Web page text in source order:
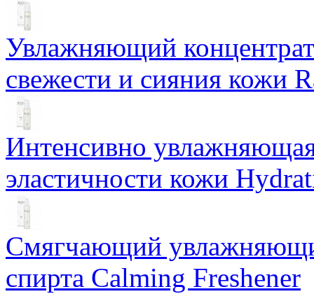
Увлажняющий
свежести и сияния кожи
Интенсивно
эластичности кожи
Смягчающий
спирта Calming Freshener